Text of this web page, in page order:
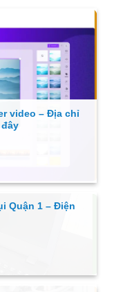
video – Địa chỉ
Quận 1 – Điện